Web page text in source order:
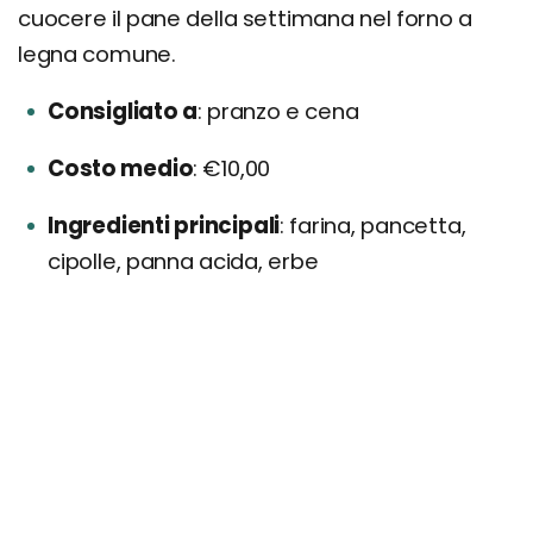
cuocere il pane della settimana nel forno a
legna comune.
Consigliato a pranzo e cena
Costo medio €10,00
Ingredienti principali farina, pancetta,
cipolle, panna acida, erbe